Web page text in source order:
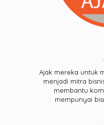
Ajak mereka untuk
menjadi mitra
membantu
mempunyai